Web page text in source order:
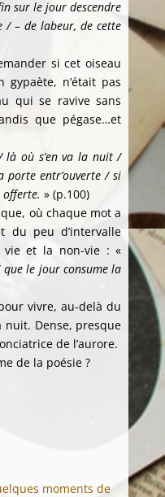
sur le jour descendre
/ – de labeur, de cette
si cet oiseau
n’était pas
qui se ravive sans
que pégase…et
là où s’en va la nuit /
porte entr’ouverte / si
» (p.100)
où chaque mot a
du peu d’intervalle
et la non-vie : «
que le jour consume la
vivre, au-delà du
Dense, presque
de l’aurore.
de la poésie ?
moments de